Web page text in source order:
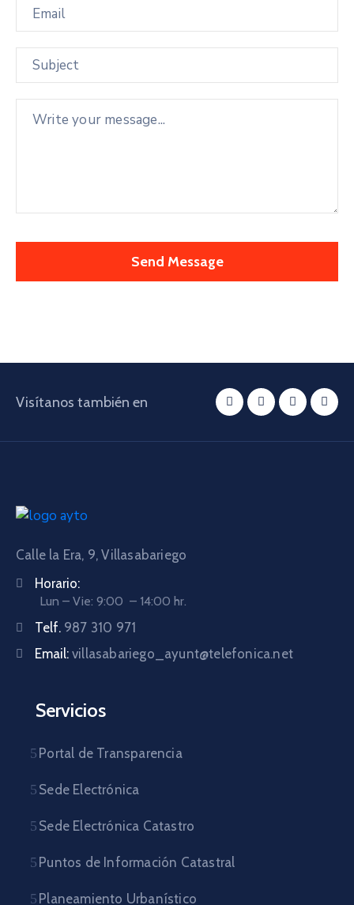
Visítanos también en
Calle la Era, 9, Villasabariego
Horario:
Lun – Vie: 9:00 – 14:00 hr.
Telf. 987 310 971
Email: villasabariego_ayunt@telefonica.net
Servicios
Portal de Transparencia
Sede Electrónica
Sede Electrónica Catastro
Puntos de Información Catastral
Planeamiento Urbanístico